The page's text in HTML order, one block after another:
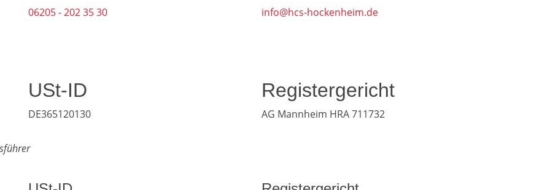
06205 - 202 35 30 info@hcs-hockenheim.de
USt-ID
DE365120130
Registergericht
AG Mannheim HRA 711732